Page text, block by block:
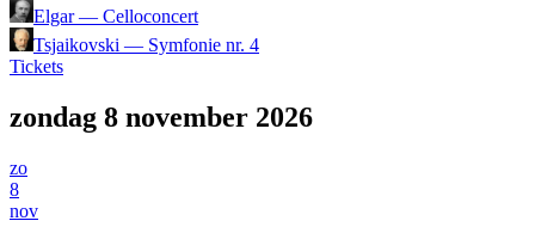
Elgar— Celloconcert
Tsjaikovski — Symfonie nr. 4
Tickets
zondag 8 november 2026
zo
8
nov